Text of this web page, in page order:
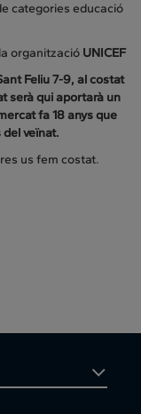
categories educació
organització UNICEF
Feliu 7-9, al costat
serà qui aportarà un
fa 18 anys que
veïnat.
us fem costat.